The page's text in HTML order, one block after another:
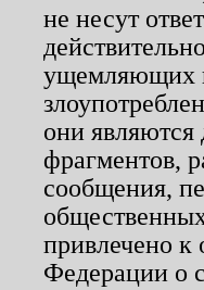
не несут
ущемляющих
они
фрагментов,
сообщения,
привлечено к
Федерации о